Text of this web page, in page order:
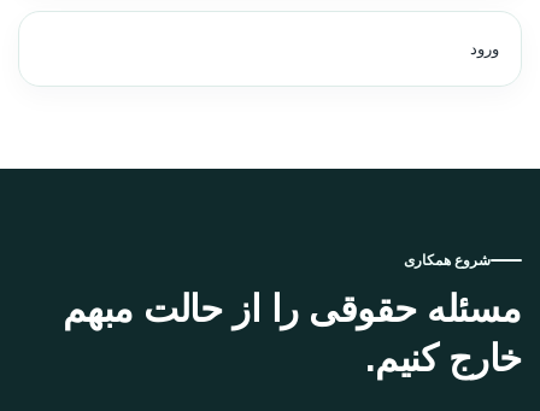
ورود
شروع همکاری
مسئله حقوقی را از حالت مبهم
خارج کنیم.